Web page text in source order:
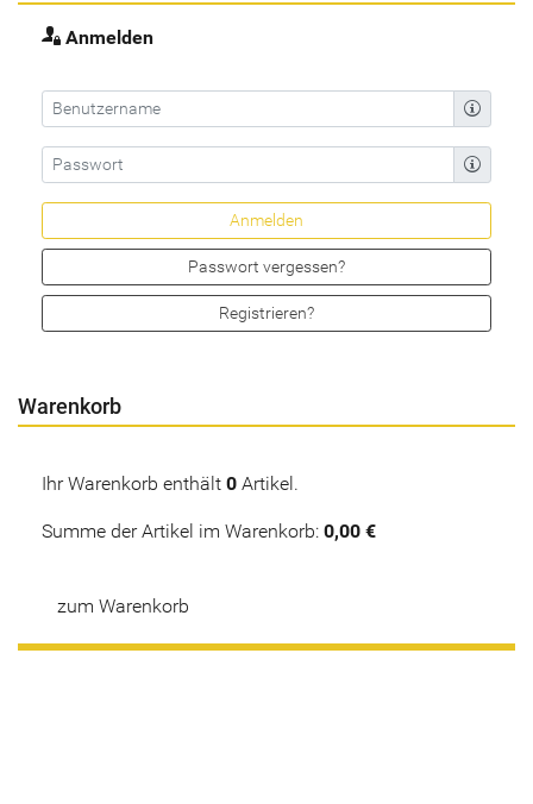
Anmelden
Passwort vergessen?
Registrieren?
Warenkorb
Ihr Warenkorb enthält 0 Artikel.
Summe der Artikel im Warenkorb: 0,00 €
zum Warenkorb